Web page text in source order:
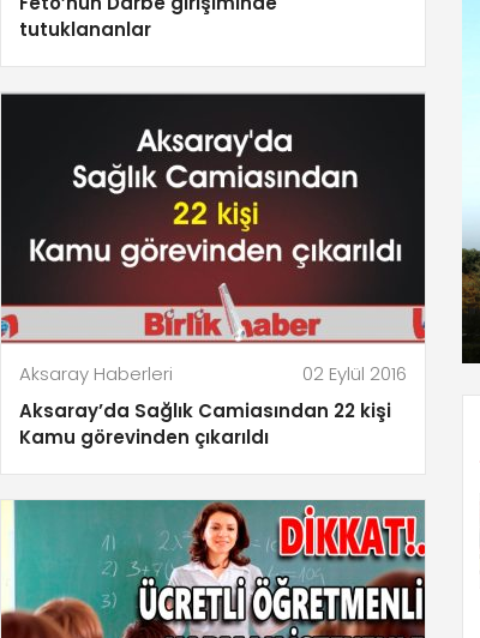
tutuklananlar
Aksaray Haberleri
02 Eylül 2016
Aksaray’da Sağlık Camiasından 22 kişi
Kamu görevinden çıkarıldı